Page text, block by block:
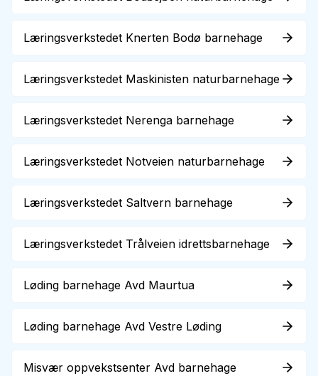
Læringsverkstedet Knerten Bodø barnehage
Læringsverkstedet Maskinisten naturbarnehage
Læringsverkstedet Nerenga barnehage
Læringsverkstedet Notveien naturbarnehage
Læringsverkstedet Saltvern barnehage
Læringsverkstedet Trålveien idrettsbarnehage
Løding barnehage Avd Maurtua
Løding barnehage Avd Vestre Løding
Misvær oppvekstsenter Avd barnehage